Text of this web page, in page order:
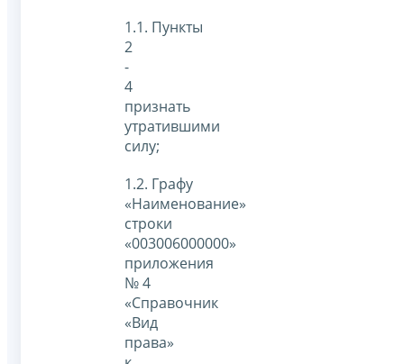
1.1. Пункты
2
-
4
признать
утратившими
силу;
1.2. Графу
«Наименование»
строки
«003006000000»
приложения
№ 4
«Справочник
«Вид
права»